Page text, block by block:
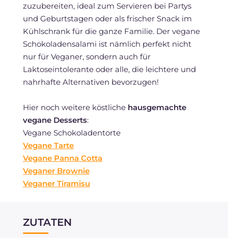
zuzubereiten, ideal zum Servieren bei Partys
und Geburtstagen oder als frischer Snack im
Kühlschrank für die ganze Familie. Der vegane
Schokoladensalami ist nämlich perfekt nicht
nur für Veganer, sondern auch für
Laktoseintolerante oder alle, die leichtere und
nahrhafte Alternativen bevorzugen!
Hier noch weitere köstliche hausgemachte
vegane Desserts:
Vegane Schokoladentorte
Vegane Tarte
Vegane Panna Cotta
Veganer Brownie
Veganer Tiramisu
ZUTATEN